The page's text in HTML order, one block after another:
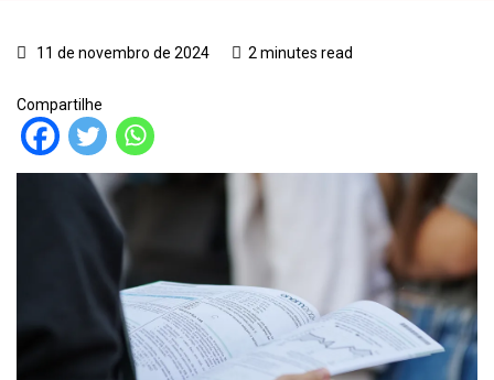
11 de novembro de 2024 2 minutes read
Compartilhe